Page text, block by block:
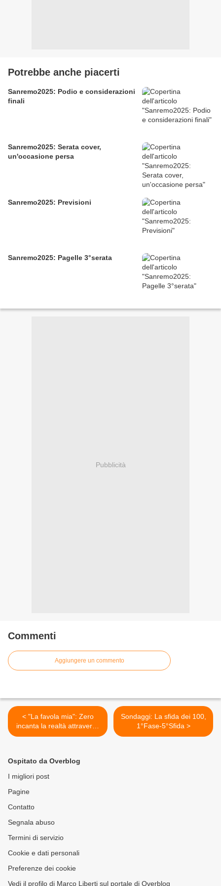
Potrebbe anche piacerti
Sanremo2025: Podio e considerazioni
finali
Sanremo2025: Serata cover,
un'occasione persa
Sanremo2025: Previsioni
Sanremo2025: Pagelle 3°serata
Pubblicità
Commenti
Aggiungere un commento
< "La favola mia": Zero
incanta la realtà attraverso
il sogno artistico
Sondaggi: La sfida dei 100,
1°Fase-5°Sfida >
Ospitato da Overblog
I migliori post
Pagine
Contatto
Segnala abuso
Termini di servizio
Cookie e dati personali
Preferenze dei cookie
Vedi il profilo di Marco Liberti sul portale di Overblog